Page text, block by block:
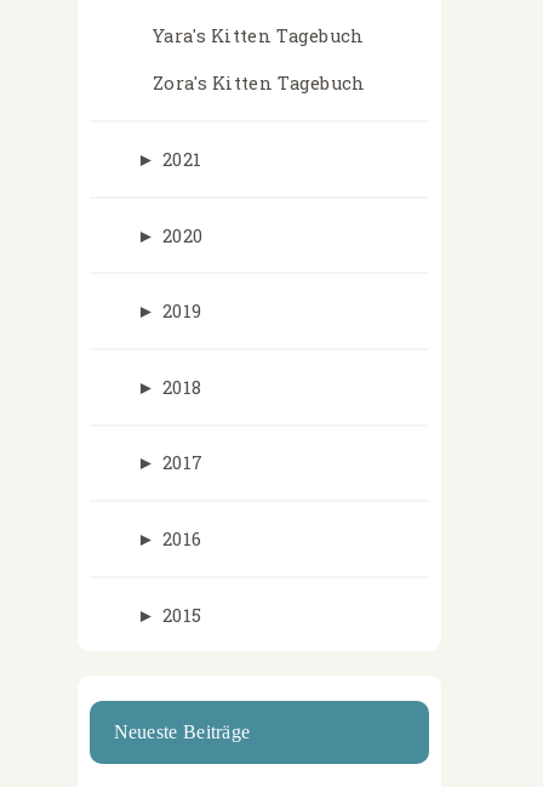
Yara's Kitten Tagebuch
Zora's Kitten Tagebuch
► 2021
► 2020
► 2019
► 2018
► 2017
► 2016
► 2015
Neueste Beiträge